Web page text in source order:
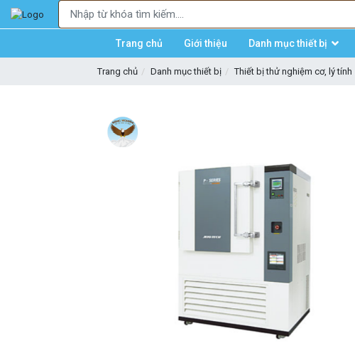
Trang chủ Giới thiệu Danh mục thiết bị
Trang chủ Danh mục thiết bị Thiết bị thử nghiệm cơ, lý tính